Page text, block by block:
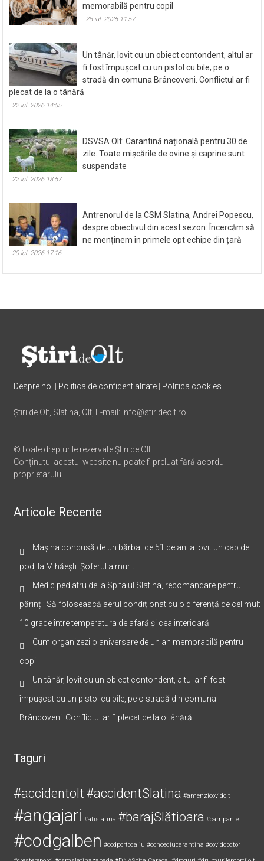
memorabilă pentru copil
28 iul. 2026 11:57
Un tânăr, lovit cu un obiect contondent, altul ar
fi fost împușcat cu un pistol cu bile, pe o
stradă din comuna Brâncoveni. Conflictul ar fi
plecat de la o tânără
22 iul. 2026 14:55
DSVSA Olt: Carantină națională pentru 30 de
zile. Toate mișcările de ovine și caprine sunt
suspendate
22 iul. 2026 13:57
Antrenorul de la CSM Slatina, Andrei Popescu,
despre obiectivul din acest sezon: Încercăm să
ne menținem în primele opt echipe din țară
20 iul. 2026 17:16
Despre noi Politica de confidentialitate Politica cookies
Știri de Olt, Slatina, Olt, E-mail: info@stirideolt.ro.
©Toate drepturile rezervate Știri de Olt.
Conținutul acestui website nu poate fi preluat fără acordul
proprietarului.
Articole Recente
Mașina condusă de un bărbat de 51 de ani a lovit un cap de
pod, la Mihăești. Șoferul a murit
Medic pediatru de la Spitalul Slatina, recomandare pentru
părinți: Să folosească aerul condiționat cu o diferență de cel mult
10 grade între temperatura de afară și cea interioară
Cum organizezi o aniversare de un an memorabilă pentru
copil
Un tânăr, lovit cu un obiect contondent, altul ar fi fost
împușcat cu un pistol cu bile, pe o stradă din comuna
Brâncoveni. Conflictul ar fi plecat de la o tânără
Taguri
#accidentolt #accidentSlatina #amenzicovidolt
#angajari #atislatina #barajSlătioara #campanie
#codgalben #codportocaliu #concediucarantina #coviddoctor